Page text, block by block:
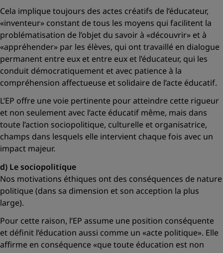
Cela implique toujours des actes créatifs de l’éducateur,
«inventeur» constant de tous les moyens qui facilitent la
problématisation de l’objet du savoir à «découvrir» et à
«appréhender» par les élèves, qui ont travaillé en dialogue
permanent entre eux et entre eux et l’éducateur, qui les
conduit démocratiquement et avec patience à la
compréhension affectueuse et solidaire de l’acte éducatif.
L’EP offre une voie pertinente pour atteindre cette rigueur
et non seulement avec l’acte éducatif même, mais dans
toute l’action sociopolitique, culturelle et organisatrice,
champs dans lesquels elle intervient chaque fois avec un
impact majeur.
d) Le sociopolitique
Nos motivations éthiques ont des conséquences de nature
politique (dans sa dimension et son acception la plus
large).
Pour cette raison, l’EP assume une position conséquente
et définit l’éducation aussi comme un «acte politique». Elle
affirme en conséquence«que toute éducation est non